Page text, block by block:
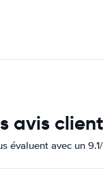
avis
évaluent avec un